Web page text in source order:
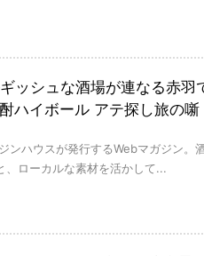
ッシュな酒場が連なる赤羽
ハイボール アテ探し旅の噺
ンハウスが発行するWebマガジン。
、ローカルな素材を活かして...